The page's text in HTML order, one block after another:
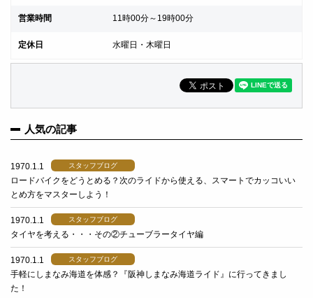
営業時間 11時00分～19時00分
定休日 水曜日・木曜日
人気の記事
1970.1.1 スタッフブログ
ロードバイクをどうとめる？次のライドから使える、スマートでカッコいい
とめ方をマスターしよう！
1970.1.1 スタッフブログ
タイヤを考える・・・その②チューブラータイヤ編
1970.1.1 スタッフブログ
手軽にしまなみ海道を体感？『阪神しまなみ海道ライド』に行ってきまし
た！